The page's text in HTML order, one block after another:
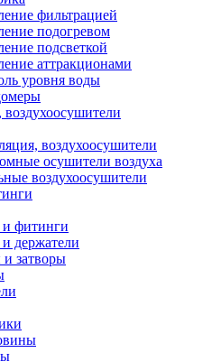
фильтрацией
подогревом
подсветкой
аттракционами
уровня воды
воздухоосушители
осушители воздуха
воздухоосушители
фитинги
держатели
затворы